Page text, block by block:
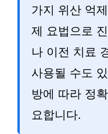
가지 위산 억
제 요법으로
나 이전 치료
사용될 수도
방에 따라 정
요합니다.